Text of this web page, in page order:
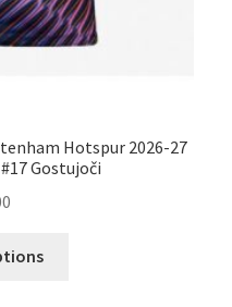
Hotspur 2026-27
Gostujoči